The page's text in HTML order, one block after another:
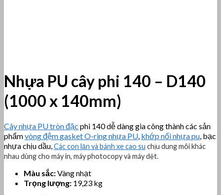
Nhựa PU cây phi 140 – D140
(1000 x 140mm)
Cây nhựa PU tròn đặc phi 140 dễ dàng gia công thành các sản
phẩmvòng đệmgasketO-ring nhựa PU, khớp nối nhựa pu, bạc
nhựa chịu dầu,Các con lăn và bánh xe cao su chịu dung môi khác
nhau dùng cho máy in, máy photocopy và máy dệt.
Màu sắc:Vàng nhạt
Trọng lượng: 19,23 kg